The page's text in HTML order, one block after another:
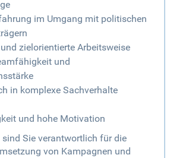
im Umgang mit politischen
zielorientierte Arbeitsweise
und
in komplexe Sachverhalte
und hohe Motivation
Sie verantwortlich für die
von Kampagnen und